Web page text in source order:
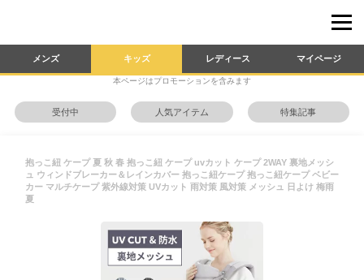
メンズ キッズ レディース マイページ
本ページはプロモーションを含みます
受付中 人気アイテム 特集記事
抱っこ紐 ケープ 夏 秋 春 抱っこ紐 ケープ uvカット ケープ 2WAY 裏地メッシ
ュ ウィンドブレーカー＆レインカバー 抱っこ紐ケープ 抱っこ紐ケープ ベビー
カー マルチケープ 紫外線対策 UVカット 雨対策 風対策 メッシュ 日よけ 梅雨
夏